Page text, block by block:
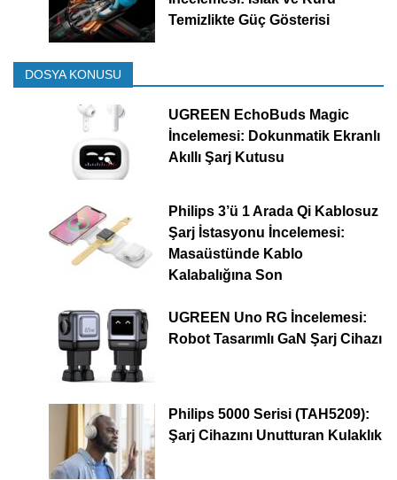
Temizlikte Güç Gösterisi
DOSYA KONUSU
UGREEN EchoBuds Magic
İncelemesi: Dokunmatik Ekranlı
Akıllı Şarj Kutusu
Philips 3’ü 1 Arada Qi Kablosuz
Şarj İstasyonu İncelemesi:
Masaüstünde Kablo
Kalabalığına Son
UGREEN Uno RG İncelemesi:
Robot Tasarımlı GaN Şarj Cihazı
Philips 5000 Serisi (TAH5209):
Şarj Cihazını Unutturan Kulaklık